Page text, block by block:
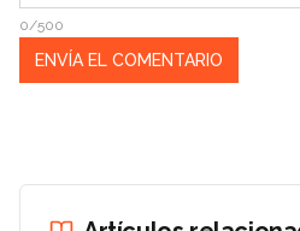
0/500